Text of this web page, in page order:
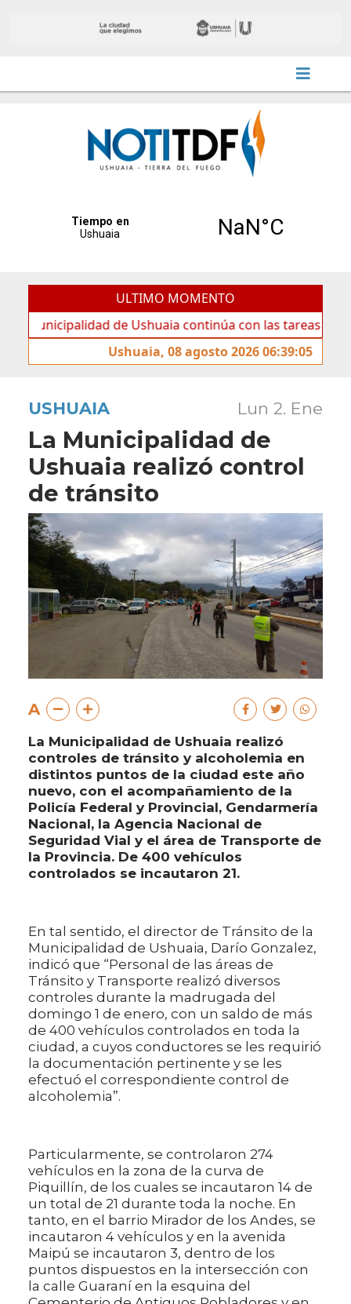
ULTIMO MOMENTO
de Ushuaia continúa con las tareas de
Ushuaia, 08 agosto 2026 06:39:05
USHUAIA Lun 2. Ene
La Municipalidad de
Ushuaia realizó control
de tránsito
A
La Municipalidad de Ushuaia realizó
controles de tránsito y alcoholemia en
distintos puntos de la ciudad este año
nuevo, con el acompañamiento de la
Policía Federal y Provincial, Gendarmería
Nacional, la Agencia Nacional de
Seguridad Vial y el área de Transporte de
la Provincia. De 400 vehículos
controlados se incautaron 21.
En tal sentido, el director de Tránsito de la
Municipalidad de Ushuaia, Darío Gonzalez,
indicó que “Personal de las áreas de
Tránsito y Transporte realizó diversos
controles durante la madrugada del
domingo 1 de enero, con un saldo de más
de 400 vehículos controlados en toda la
ciudad, a cuyos conductores se les requirió
la documentación pertinente y se les
efectuó el correspondiente control de
alcoholemia”.
Particularmente, se controlaron 274
vehículos en la zona de la curva de
Piquillín, de los cuales se incautaron 14 de
un total de 21 durante toda la noche. En
tanto, en el barrio Mirador de los Andes, se
incautaron 4 vehículos y en la avenida
Maipú se incautaron 3, dentro de los
puntos dispuestos en la intersección con
la calle Guaraní en la esquina del